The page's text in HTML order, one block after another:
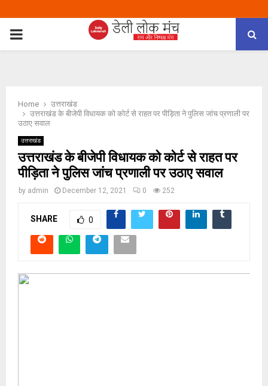
PRIMARY
Home
उत्तराखंड
उत्तराखंड के बीजेपी विधायक को कोर्ट से राहत पर पीड़िता ने पुलिस जांच प्रणाली पर
उठाए सवाल
उत्तराखंड
उत्तराखंड के बीजेपी विधायक को कोर्ट से राहत पर
पीड़िता ने पुलिस जांच प्रणाली पर उठाए सवाल
by admin December 12, 2021 0 252
SHARE 0